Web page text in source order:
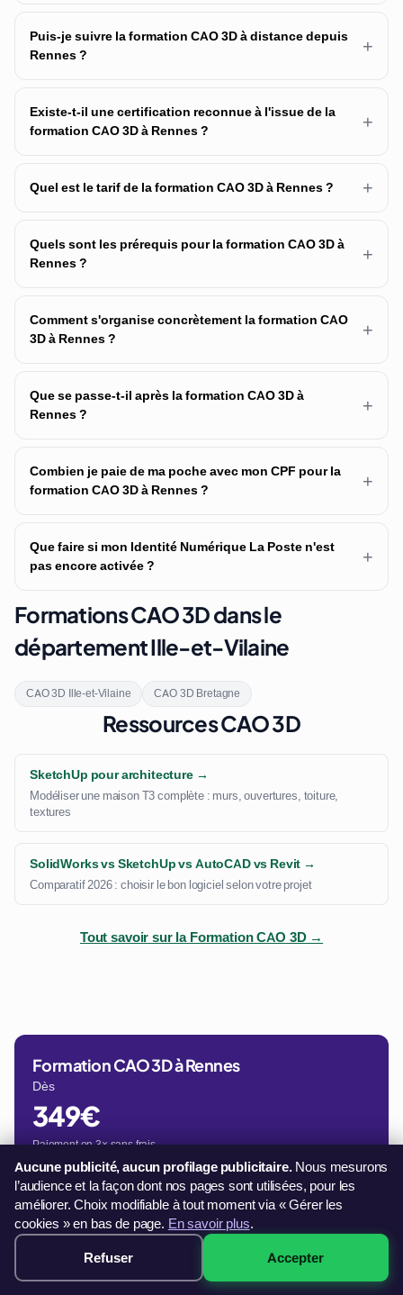
Puis-je suivre la formation CAO 3D à distance depuis
Rennes ?
+
Existe-t-il une certification reconnue à l'issue de la
formation CAO 3D à Rennes ?
+
Quel est le tarif de la formation CAO 3D à Rennes ? +
Quels sont les prérequis pour la formation CAO 3D à
Rennes ?
+
Comment s'organise concrètement la formation CAO
3D à Rennes ?
+
Que se passe-t-il après la formation CAO 3D à
Rennes ?
+
Combien je paie de ma poche avec mon CPF pour la
formation CAO 3D à Rennes ?
+
Que faire si mon Identité Numérique La Poste n'est
pas encore activée ?
+
Formations CAO 3D dans le
département Ille-et-Vilaine
CAO 3D Ille-et-Vilaine CAO 3D Bretagne
Ressources CAO 3D
SketchUp pour architecture →
Modéliser une maison T3 complète : murs, ouvertures, toiture,
textures
SolidWorks vs SketchUp vs AutoCAD vs Revit →
Comparatif 2026 : choisir le bon logiciel selon votre projet
Tout savoir sur la Formation CAO 3D →
Formation CAO 3D à Rennes
Dès
349€
Paiement en 3× sans frais
Voir les sessions disponibles →
32 sessions disponibles à Rennes
Paiement 3× sans frais · démarrage immédiat →
349€ · Voir les sessions →
Aucune publicité, aucun profilage publicitaire.Nous mesurons
l’audience et la façon dont nos pages sont utilisées, pour les
améliorer. Choix modifiable à tout moment via « Gérer les
cookies » en bas de page. En savoir plus.
Refuser Accepter